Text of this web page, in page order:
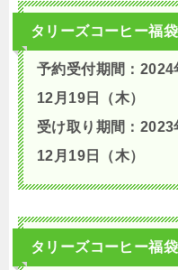
タリーズコーヒー福
予約受付期間：
12月19日（木）
受け取り期間：
12月19日（木）
タリーズコーヒー福